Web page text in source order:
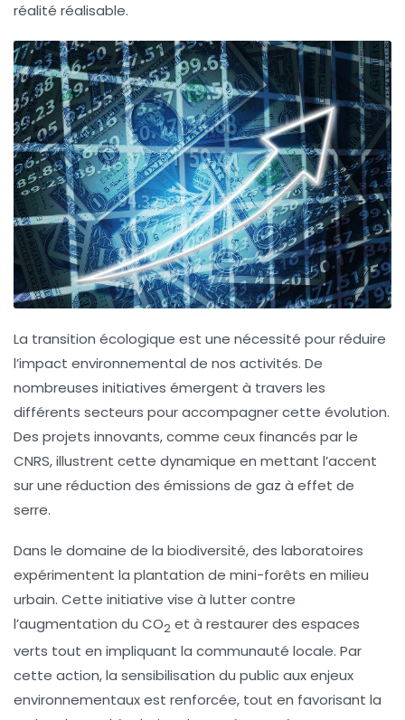
réalité réalisable.
La transition écologique est une nécessité pour réduire
l’impact environnemental de nos activités. De
nombreuses initiatives émergent à travers les
différents secteurs pour accompagner cette évolution.
Des projets innovants, comme ceux financés par le
CNRS, illustrent cette dynamique en mettant l’accent
sur une réduction des émissions de gaz à effet de
serre.
Dans le domaine de la biodiversité, des laboratoires
expérimentent la plantation de mini-forêts en milieu
urbain. Cette initiative vise à lutter contre
l’augmentation du CO2 et à restaurer des espaces
verts tout en impliquant la communauté locale. Par
cette action, la sensibilisation du publicaux enjeux
environnementaux est renforcée, tout en favorisant la